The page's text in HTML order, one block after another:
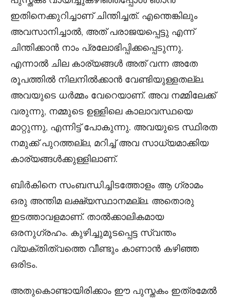
ഇതിനെക്കുറിച്ചാണ് ചിന്തിച്ചത്. എന്തെങ്കിലും
അവസാനിച്ചാൽ, അത് പരാജയപ്പെട്ടു എന്ന്
ചിന്തിക്കാൻ നാം പ്രലോഭിപ്പിക്കപ്പെടുന്നു.
എന്നാൽ ചില കാര്യങ്ങൾ അത് വന്ന അതേ
രൂപത്തിൽ നിലനിൽക്കാൻ വേണ്ടിയുള്ളതല്ല.
അവയുടെ ധർമ്മം വേറെയാണ്. അവ നമ്മിലേക്ക്
വരുന്നു, നമ്മുടെ ഉള്ളിലെ കാലാവസ്ഥയെ
മാറ്റുന്നു, എന്നിട്ട് പോകുന്നു. അവയുടെ സ്ഥിരത
നമുക്ക് പുറത്തല്ല, മറിച്ച് അവ സാധ്യമാക്കിയ
കാര്യങ്ങൾക്കുള്ളിലാണ്.
ബിർകിനെ സംബന്ധിച്ചിടത്തോളം ആ ഗ്രാമം
ഒരു അന്തിമ ലക്ഷ്യസ്ഥാനമല്ല. അതൊരു
ഇടത്താവളമാണ്. താൽക്കാലികമായ
ഒരനുഗ്രഹം. കുഴിച്ചുമൂടപ്പെട്ട സ്വന്തം
വ്യക്തിത്വത്തെ വീണ്ടും കാണാൻ കഴിഞ്ഞ
ഒരിടം.
അതുകൊണ്ടായിരിക്കാം ഈ പുസ്തകം ഇത്രമേൽ